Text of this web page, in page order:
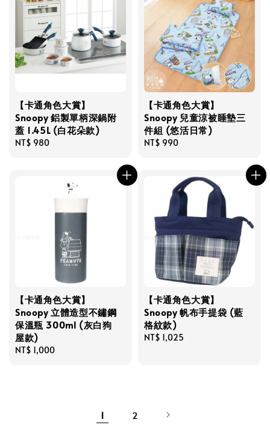
【卡通角色大賞】
Snoopy 鋁製單柄深鍋附
蓋 1.45L (白花朵款)
Regular
NT$ 980
【卡通角色大賞】
Snoopy 兒童涼被睡墊三
件組 (悠活日常)
Regular
NT$ 990
【卡通角色大賞】
Snoopy 立體造型不鏽鋼
保溫瓶 300ml (灰白狗
屋款)
Regular
NT$ 1,000
【卡通角色大賞】
Snoopy 帆布手提袋 (藍
格紋款)
Regular
NT$ 1,025
1 2